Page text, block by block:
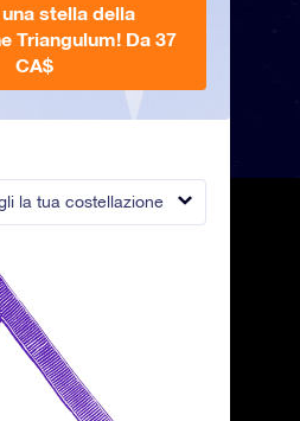
la tua costellazione
stella della
Triangulum! Da 37
CA$